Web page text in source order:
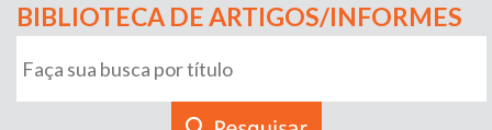
BIBLIOTECA DE ARTIGOS/INFORMES